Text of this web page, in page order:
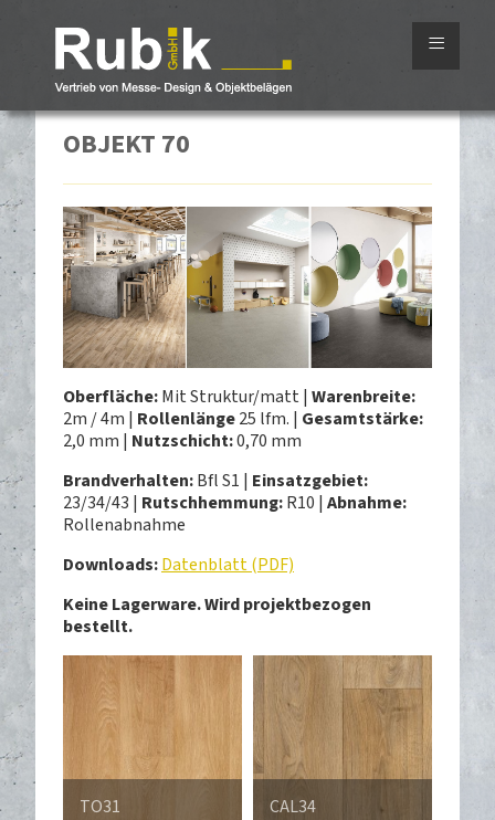
≡
OBJEKT 70
Oberfläche:Mit Struktur/matt | Warenbreite:
2m / 4m | Rollenlänge25 lfm. | Gesamtstärke:
2,0 mm | Nutzschicht:0,70 mm
Brandverhalten:Bfl S1 | Einsatzgebiet:
23/34/43 | Rutschhemmung:R10 | Abnahme:
Rollenabnahme
Downloads:Datenblatt (PDF)
Keine Lagerware.Wird projektbezogen
bestellt.
TO31 CAL34